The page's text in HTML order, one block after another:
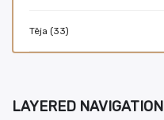
Tēja (33)
LAYERED NAVIGATION